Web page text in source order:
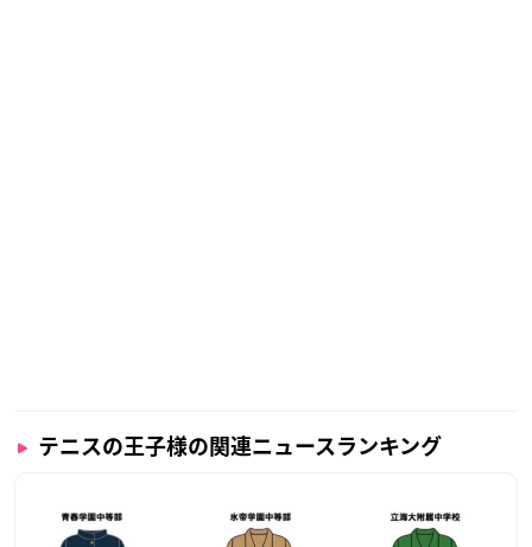
テニスの王子様の関連ニュースランキング